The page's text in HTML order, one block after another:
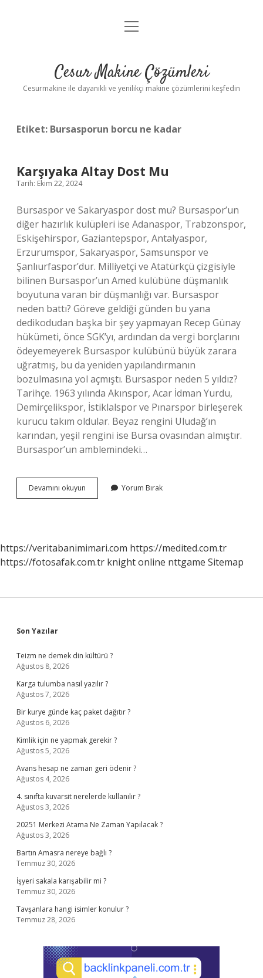
Anasayfa
Yasal Uyarı
menüyü
Cesur Makine Çözümleri
Cesurmakine ile dayanıklı ve yenilikçi makine çözümlerini keşfedin
Etiket: Bursasporun borcu ne kadar
Karşıyaka Altay Dost Mu
Tarih: Ekim 22, 2024
Bursaspor ve Sakaryaspor dost mu? Bursaspor’un
diğer hazırlık kulüpleri ise Adanaspor, Trabzonspor,
Eskişehirspor, Gaziantepspor, Antalyaspor,
Erzurumspor, Sakaryaspor, Samsunspor ve
Şanlıurfaspor’dur. Milliyetçi ve Atatürkçü çizgisiyle
bilinen Bursaspor’un Amed kulübüne düşmanlık
boyutuna varan bir düşmanlığı var. Bursaspor
neden battı? Göreve geldiği günden bu yana
dedikodudan başka bir şey yapmayan Recep Günay
hükümeti, önce SGK’yı, ardından da vergi borçlarını
ödeyemeyerek Bursaspor kulübünü büyük zarara
uğratmış, bu da yeniden yapılandırmanın
bozulmasına yol açmıştı. Bursaspor neden 5 yıldız?
Tarihçe. 1963 yılında Akınspor, Acar İdman Yurdu,
Demirçelikspor, İstiklalspor ve Pınarspor birleşerek
kurucu takım oldular. Beyaz rengini Uludağ’ın
karından, yeşil rengini ise Bursa ovasından almıştır.
Bursaspor’un amblemindeki…
Devamını okuyun Karşıyaka
Altay
Yorum Bırak
https://veritabanimimari.com https://medited.com.tr
https://fotosafak.com.tr knight online nttgame Sitemap
Sidebar
Son Yazılar
Teizm ne demek din kültürü ?
Ağustos 8, 2026
Karga tulumba nasıl yazılır ?
Ağustos 7, 2026
Bir kurye günde kaç paket dağıtır ?
Ağustos 6, 2026
Kimlik için ne yapmak gerekir ?
Ağustos 5, 2026
Avans hesap ne zaman geri ödenir ?
Ağustos 4, 2026
4. sınıfta kuvarsit nerelerde kullanılır ?
Ağustos 3, 2026
20251 Merkezi Atama Ne Zaman Yapılacak ?
Ağustos 3, 2026
Bartın Amasra nereye bağlı ?
Temmuz 30, 2026
İşyeri sakala karışabilir mi ?
Temmuz 30, 2026
Tavşanlara hangi isimler konulur ?
Temmuz 28, 2026